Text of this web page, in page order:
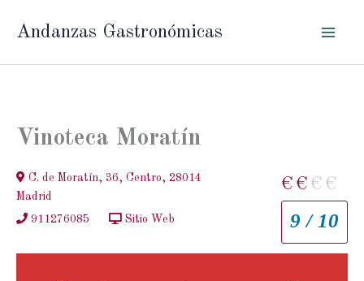
Andanzas Gastronómicas
Vinoteca Moratín
C. de Moratín, 36, Centro, 28014
Madrid
911276085
Sitio Web
€ € € €
9 / 10